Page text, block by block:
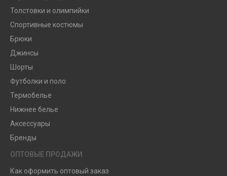
Толстовки и олимпийки
Спортивные костюмы
Брюки
Джинсы
Шорты
Футболки и поло
Термобелье
Нижнее белье
Аксессуары
Бренды
ОПТОВЫЕ ПРОДАЖИ
Как оформить оптовый заказ